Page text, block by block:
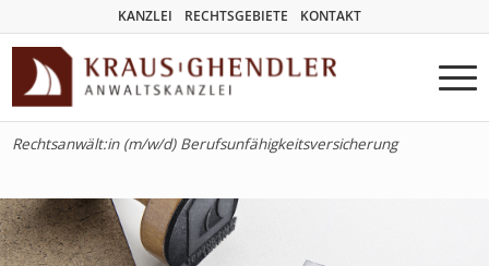
KANZLEI RECHTSGEBIETE KONTAKT
Rechtsanwält:in (m/w/d) Berufsunfähigkeitsversicherung